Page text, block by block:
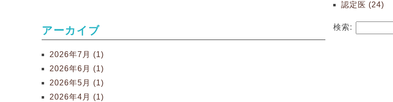
認定医 (24)
アーカイブ
2026年7月 (1)
2026年6月 (1)
2026年5月 (1)
2026年4月 (1)
検索: